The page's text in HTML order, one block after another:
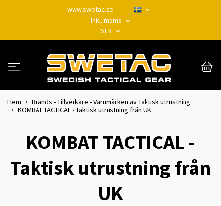
www.swetac.se
Inkl. moms
SEK
Hem
Brands - Tillverkare - Varumärken av Taktisk utrustning
KOMBAT TACTICAL - Taktisk utrustning från UK
KOMBAT TACTICAL -
Taktisk utrustning från
UK